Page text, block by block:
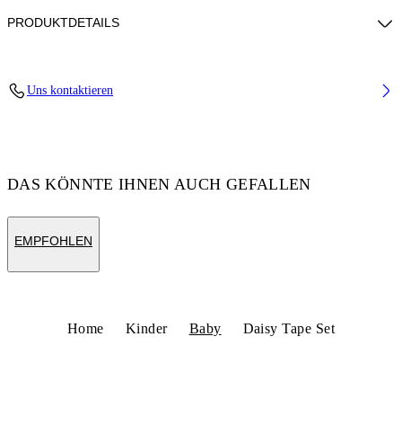
PRODUKTDETAILS
Uns kontaktieren
DAS KÖNNTE IHNEN AUCH GEFALLEN
EMPFOHLEN
Home Kinder Baby Daisy Tape Set